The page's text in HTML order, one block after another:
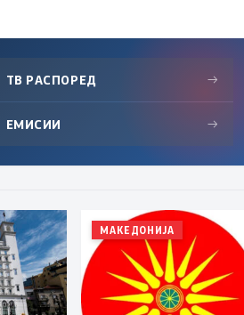
ТВ РАСПОРЕД →
ЕМИСИИ →
МАКЕДОНИЈА